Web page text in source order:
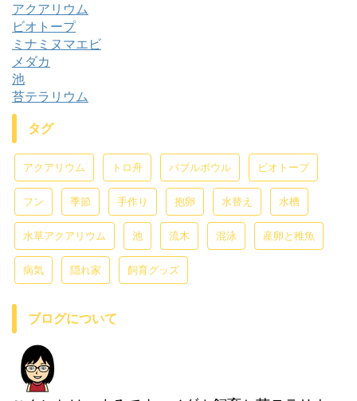
アクアリウム
ビオトープ
ミナミヌマエビ
メダカ
池
苔テラリウム
タグ
アクアリウム トロ舟 バブルボウル ビオトープ
フン 季節 手作り 抱卵 水替え 水槽
水草アクアリウム 池 流木 混泳 産卵と稚魚
病気 隠れ家 飼育グッズ
ブログについて